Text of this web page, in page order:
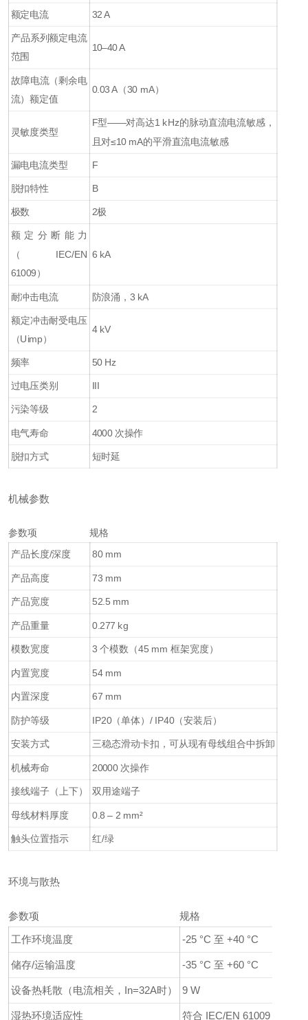
额定电流 32 A
产品系列额定电流
范围
10–40 A
故障电流（剩余电
流）额定值
0.03 A（30 mA）
灵敏度类型
F型——对高达1 kHz的脉动直流电流敏感，
且对≤10 mA的平滑直流电流敏感
漏电电流类型 F
脱扣特性 B
极数 2极
额定分断能力
（IEC/EN
61009）
6 kA
耐冲击电流 防浪涌，3 kA
额定冲击耐受电压
（Uimp）
4 kV
频率 50 Hz
过电压类别 III
污染等级 2
电气寿命 4000 次操作
脱扣方式 短时延
机械参数
参数项 规格
产品长度/深度 80 mm
产品高度 73 mm
产品宽度 52.5 mm
产品重量 0.277 kg
模数宽度 3 个模数（45 mm 框架宽度）
内置宽度 54 mm
内置深度 67 mm
防护等级 IP20（单体）/ IP40（安装后）
安装方式 三稳态滑动卡扣，可从现有母线组合中拆卸
机械寿命 20000 次操作
接线端子（上下） 双用途端子
母线材料厚度 0.8 – 2 mm²
触头位置指示 红/绿
环境与散热
参数项
规格
工作环境温度
-25 °C 至 +40 °C
储存/运输温度 -35 °C 至 +60 °C
设备热耗散（电流相关，In=32A时） 9 W
湿热环境适应性 符合 IEC/EN 61009